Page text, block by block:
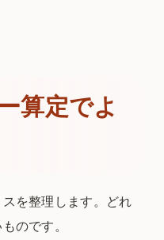
算定でよ
を整理します。どれ
のです。